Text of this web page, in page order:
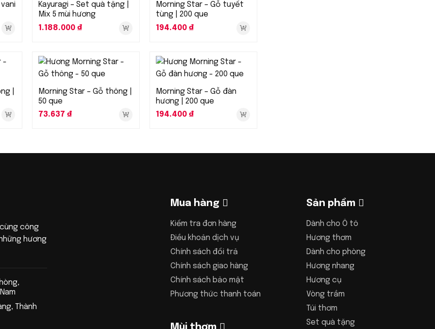
Kayuragi – Set quà tặng |
Mix 5 mùi hương
1.188.000 ₫
Morning Star – Gỗ tuyết
tùng | 200 que
194.400 ₫
|
Morning Star – Gỗ thông |
50 que
73.637 ₫
Morning Star – Gỗ đàn
hương | 200 que
194.400 ₫
công
hương
Thành
Mua hàng
Kiểm tra đơn hàng
Điều khoản dịch vụ
Chính sách đổi trả
Chính sách giao hàng
Chính sách bảo mật
Phương thức thanh toán
Sản phẩm
Dành cho Ô tô
Hương thơm
Dành cho phòng
Hương nhang
Hương cụ
Vòng trầm
Túi thơm
Set quà tặng